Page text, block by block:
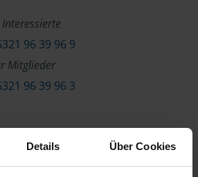
Details Über Cookies
96 39 96 9
Mitglieder
96 39 96 3
die VLH